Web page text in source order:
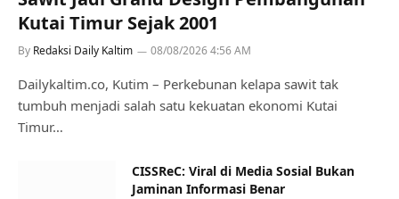
Kutai Timur Sejak 2001
By Redaksi Daily Kaltim 08/08/2026 4:56 AM
Dailykaltim.co, Kutim – Perkebunan kelapa sawit tak
tumbuh menjadi salah satu kekuatan ekonomi Kutai
Timur…
CISSReC: Viral di Media Sosial Bukan
Jaminan Informasi Benar